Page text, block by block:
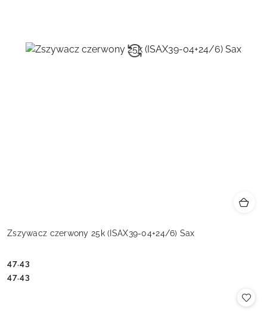
Zszywacz czerwony 25k (ISAX39-04+24/6) Sax
Cena:
47.43
Cena:
47.43